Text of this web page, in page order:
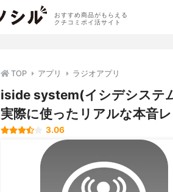
おすすめ商品がもらえる
クチコミポイ活サイト
TOP アプリ ラジオアプリ
iside system(イシデシステ
実際に使ったリアルな本音
3.06